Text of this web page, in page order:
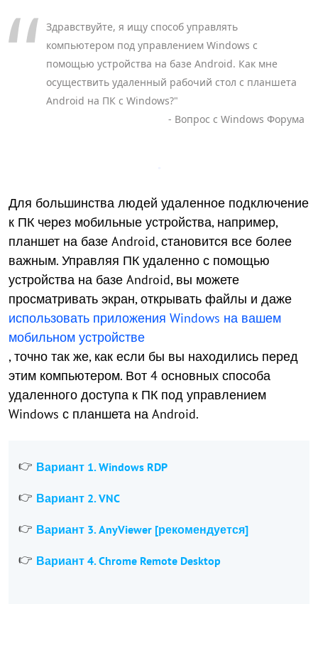
Здравствуйте, я ищу способ управлять
компьютером под управлением Windows с
помощью устройства на базе Android. Как мне
осуществить удаленный рабочий стол с планшета
Android на ПК с Windows?"
- Вопрос с Windows Форума
Для большинства людей удаленное подключение
к ПК через мобильные устройства, например,
планшет на базе Android, становится все более
важным. Управляя ПК удаленно с помощью
устройства на базе Android, вы можете
просматривать экран, открывать файлы и даже
использовать приложения Windows на вашем
мобильном устройстве
, точно так же, как если бы вы находились перед
этим компьютером. Вот 4 основных способа
удаленного доступа к ПК под управлением
Windows с планшета на Android.
Вариант 1. Windows RDP
Вариант 2. VNC
Вариант 3. AnyViewer [рекомендуется]
Вариант 4. Chrome Remote Desktop